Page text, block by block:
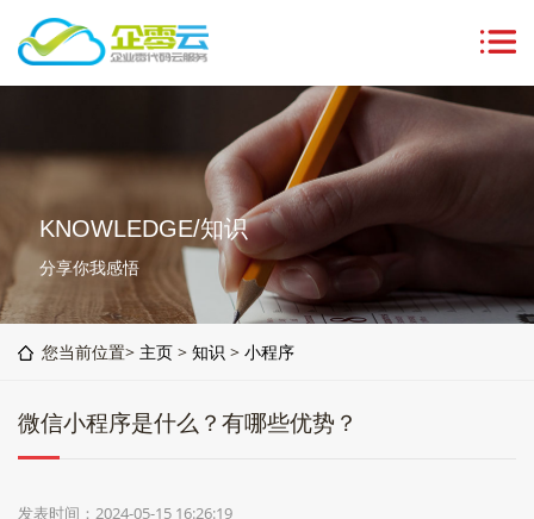
KNOWLEDGE/知识
分享你我感悟
您当前位置> 主页 > 知识 > 小程序
微信小程序是什么？有哪些优势？
发表时间：2024-05-15 16:26:19